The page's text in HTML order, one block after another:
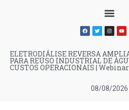
08/08/2026
ELETRODIÁLISE REVERSA
PARA REÚSO INDUSTRIAL DE
CUSTOS OPERACIONAIS |